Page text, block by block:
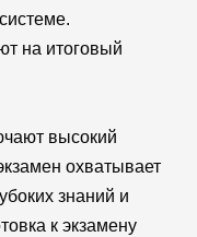
на итоговый
высокий
охватывает
знаний и
к экзамену